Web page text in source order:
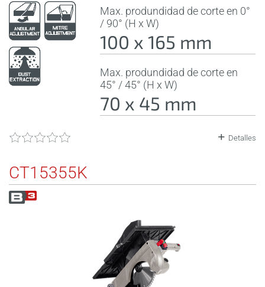
Max. produndidad de corte en 0°
/ 90° (H x W)
100 x 165 mm
Max. produndidad de corte en
45° / 45° (H x W)
70 x 45 mm
Detalles
CT15355K